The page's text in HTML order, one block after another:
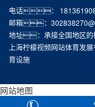
电话：
邮箱：
地址：承接全国地区的
上海柠檬视频网站体育发
育设施
网站地图